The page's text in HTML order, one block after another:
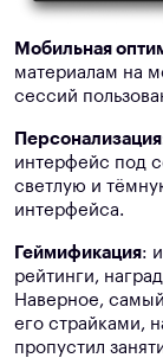
Мобильная
материалам на
сессий
интерфейс под
светлую и
интерфейса.
Геймификация:
рейтинги,
Наверное,
его страйками,
пропустил